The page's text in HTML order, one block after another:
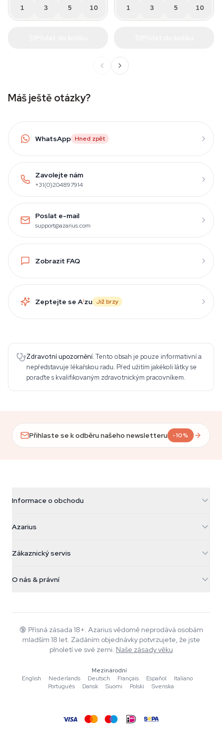
1 3 5 10 1 3 5 10
Máš ještě otázky?
WhatsApp Hned zpět
Zavolejte nám
+31(0)204897914
Poslat e-mail
support@azarius.com
Zobrazit FAQ
Zeptejte se Aizu Již brzy
Zdravotní upozornění. Tento obsah je pouze informativní a
nepředstavuje lékařskou radu. Před užitím jakékoli látky se
poraďte s kvalifikovaným zdravotnickým pracovníkem.
Přihlaste se k odběru našeho newsletteru -10%
Informace o obchodu
Galvaniweg 11
Nederland
+31(0)204897914
Azarius
Kouzelné houby
Smokeshop
Zákaznický servis
Pravidla vrácení
Časté dotazy
Zásady ochrany osobních údajů
O nás & právní
Wiki
Blog
Hudba
Redakční standardy
Nástroje a kalkulačky
🔞 Přísná zásada 18+. Azarius vědomě neprodává osobám
mladším 18 let. Zadáním objednávky potvrzujete, že jste
plnoletí ve své zemi. Naše zásady věku
Mezinárodní
English
·Nederlands ·Deutsch ·Français ·Español ·Italiano
·
Português
·Dansk ·Suomi ·Polski ·Svenska